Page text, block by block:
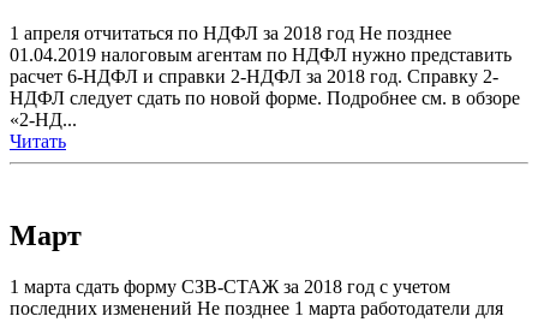
1 апреля отчитаться по НДФЛ за 2018 год Не позднее
01.04.2019 налоговым агентам по НДФЛ нужно представить
расчет 6-НДФЛ и справки 2-НДФЛ за 2018 год. Справку 2-
НДФЛ следует сдать по новой форме. Подробнее см. в обзоре
«2-НД...
Читать
Март
1 марта сдать форму СЗВ-СТАЖ за 2018 год с учетом
последних изменений Не позднее 1 марта работодатели для